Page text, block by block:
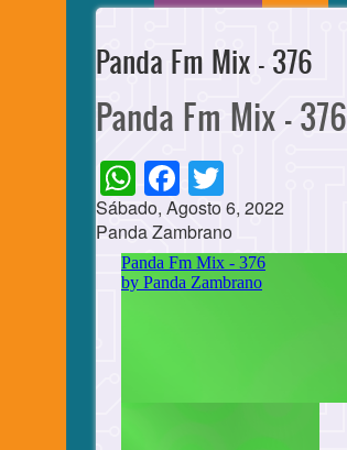
Panda Fm Mix - 376
Panda Fm Mix - 376
WhatsApp
Facebook
Sábado, Agosto 6, 2022
Panda Zambrano
Cuerpo